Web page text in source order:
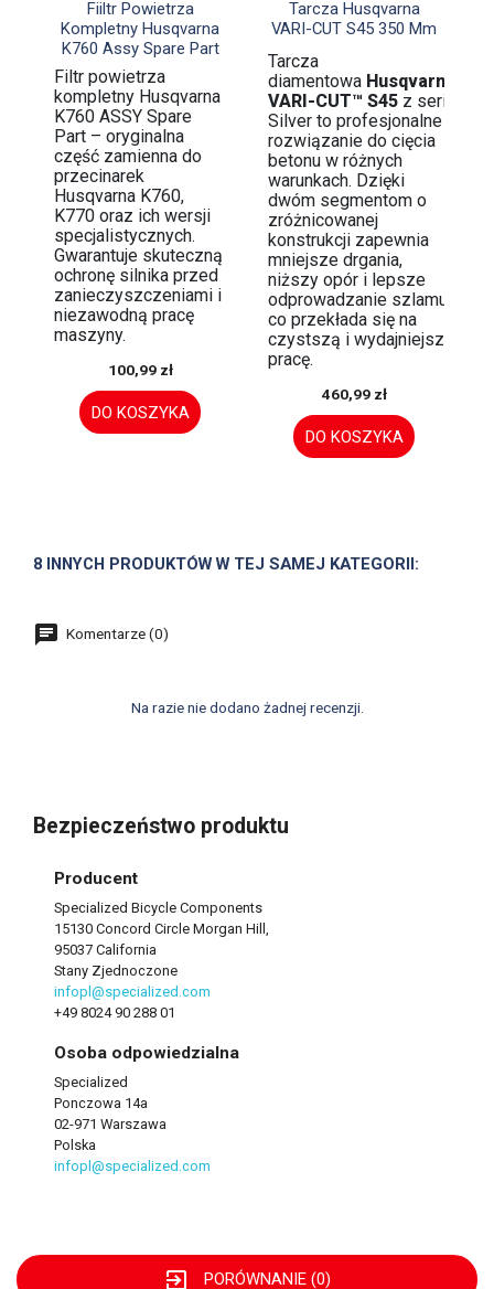
Szybki podgląd
Fiiltr Powietrza
Kompletny Husqvarna
K760 Assy Spare Part
Filtr powietrza
kompletny Husqvarna
K760 ASSY Spare
Part – oryginalna
część zamienna do
przecinarek
Husqvarna K760,
K770 oraz ich wersji
specjalistycznych.
Gwarantuje skuteczną
ochronę silnika przed
zanieczyszczeniami i
niezawodną pracę
maszyny.
100,99 zł
DO KOSZYKA
Szybki podgląd
Tarcza Husqvarna
VARI-CUT S45 350 Mm
Tarcza
diamentowa Husqvarna
VARI-CUT™ S45z serii
Silver to profesjonalne
rozwiązanie do cięcia
betonu w różnych
warunkach. Dzięki
dwóm segmentom o
zróżnicowanej
konstrukcji zapewnia
mniejsze drgania,
niższy opór i lepsze
odprowadzanie szlamu,
co przekłada się na
czystszą i wydajniejszą
pracę.
460,99 zł
DO KOSZYKA
8 INNYCH PRODUKTÓW W TEJ SAMEJ KATEGORII:
Komentarze (0)
Na razie nie dodano żadnej recenzji.
Bezpieczeństwo produktu
Producent
Specialized Bicycle Components
15130 Concord Circle Morgan Hill,
95037 California
Stany Zjednoczone
infopl@specialized.com
+49 8024 90 288 01
Osoba odpowiedzialna
Specialized
Ponczowa 14a
02-971 Warszawa
Polska
infopl@specialized.com
exit_to_app PORÓWNANIE (0)